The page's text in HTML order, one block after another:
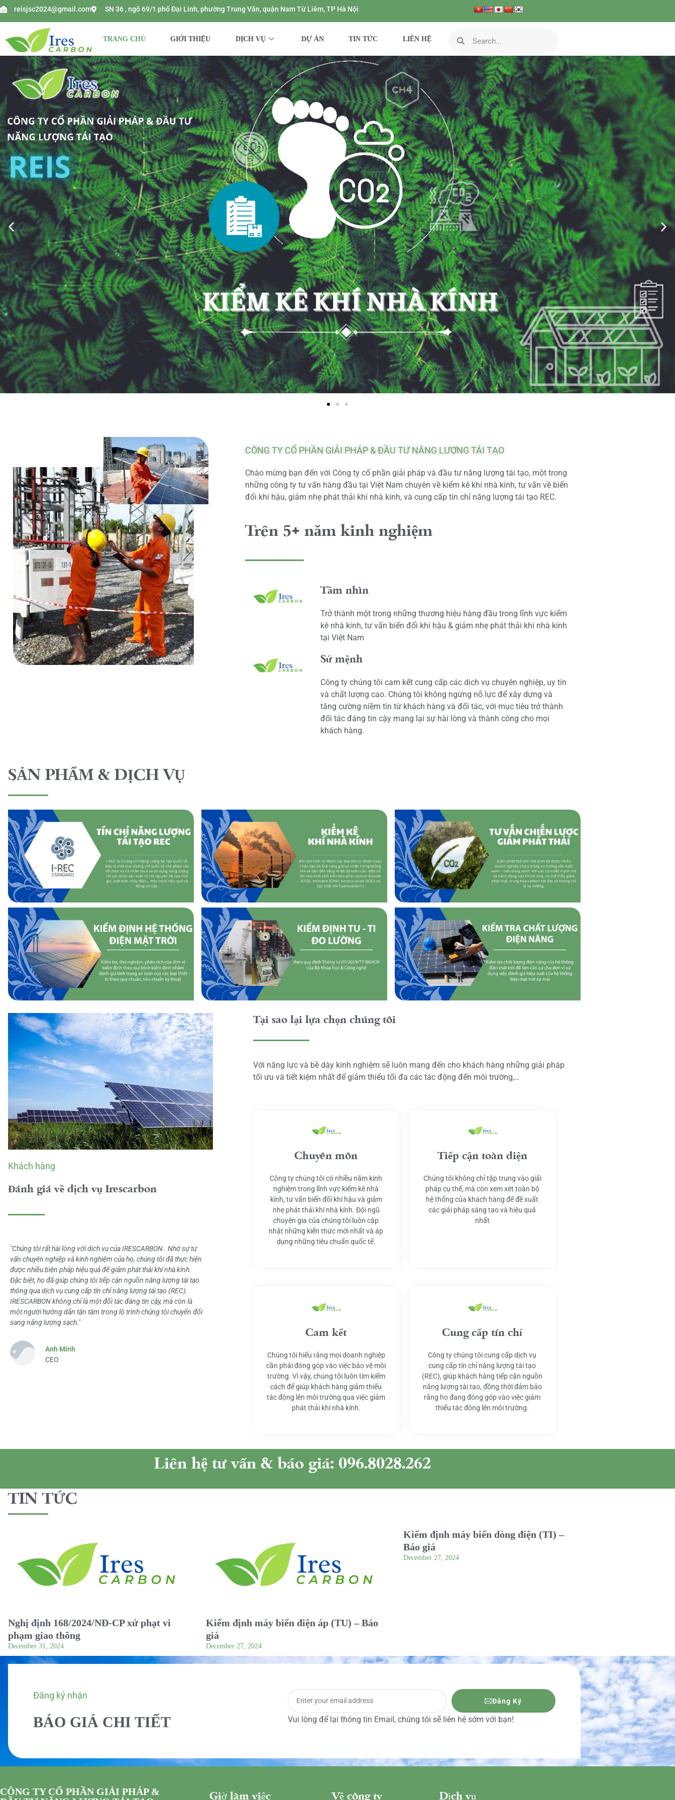
reisjsc2024@gmail.com SN 36 , ngõ 69/1 phố Đại Linh, phường Trung Văn, quận Nam Từ Liêm, TP Hà Nội
TRANG CHỦ GIỚI THIỆU DỊCH VỤ DỰ ÁN TIN TỨC LIÊN HỆ
CÔNG TY CỔ PHẦN GIẢI PHÁP & ĐẦU TƯ NĂNG LƯỢNG TÁI TẠO
Chào mừng bạn đến với Công ty cổ phần giải pháp và đầu tư năng lượng tái tạo, một trong
những công ty tư vấn hàng đầu tại Việt Nam chuyên về kiểm kê khí nhà kính, tư vấn về biến
đổi khí hậu, giảm nhẹ phát thải khí nhà kính, và cung cấp tín chỉ năng lượng tái tạo REC.
Trên 5+ năm kinh nghiệm
Tầm nhìn
Trở thành một trong những thương hiệu hàng đầu trong lĩnh vực kiểm
kê nhà kính, tư vấn biến đổi khí hậu & giảm nhẹ phát thải khí nhà kính
tại Việt Nam
Sứ mệnh
Công ty chúng tôi cam kết cung cấp các dịch vụ chuyên nghiệp, uy tín
và chất lượng cao. Chúng tôi không ngừng nỗ lực để xây dựng và
tăng cường niềm tin từ khách hàng và đối tác, với mục tiêu trở thành
đối tác đáng tin cậy mang lại sự hài lòng và thành công cho mọi
khách hàng.
SẢN PHẨM & DỊCH VỤ
Khách hàng
Đánh giá về dịch vụ Irescarbon
"Chúng tôi rất hài lòng với dịch vụ của IRESCARBON . Nhờ sự tư
vấn chuyên nghiệp và kinh nghiệm của họ, chúng tôi đã thực hiện
được nhiều biện pháp hiệu quả để giảm phát thải khí nhà kính.
Đặc biệt, họ đã giúp chúng tôi tiếp cận nguồn năng lượng tái tạo
thông qua dịch vụ cung cấp tín chỉ năng lượng tái tạo (REC).
IRESCARBON không chỉ là một đối tác đáng tin cậy, mà còn là
một người hướng dẫn tận tâm trong lộ trình chúng tôi chuyển đổi
sang năng lượng sạch."
Anh Minh
CEO
Tại sao lại lựa chọn chúng tôi
Với năng lực và bề dày kinh nghiệm sẽ luôn mang đến cho khách hàng những giải pháp
tối ưu và tiết kiệm nhất để giảm thiểu tối đa các tác động đến môi trường,…
Chuyên môn
Công ty chúng tôi có nhiều năm kinh
nghiệm trong lĩnh vực kiểm kê nhà
kính, tư vấn biến đổi khí hậu và giảm
nhẹ phát thải khí nhà kính. Đội ngũ
chuyên gia của chúng tôi luôn cập
nhật những kiến thức mới nhất và áp
dụng những tiêu chuẩn quốc tế.
Tiếp cận toàn diện
Chúng tôi không chỉ tập trung vào giải
pháp cụ thể, mà còn xem xét toàn bộ
hệ thống của khách hàng để đề xuất
các giải pháp sáng tạo và hiệu quả
nhất
Cam kết
Chúng tôi hiểu rằng mọi doanh nghiệp
cần phải đóng góp vào việc bảo vệ môi
trường. Vì vậy, chúng tôi luôn tìm kiếm
cách để giúp khách hàng giảm thiểu
tác động lên môi trường qua việc giảm
phát thải khí nhà kính.
Cung cấp tín chỉ
Công ty chúng tôi cung cấp dịch vụ
cung cấp tín chỉ năng lượng tái tạo
(REC), giúp khách hàng tiếp cận nguồn
năng lượng tái tạo, đồng thời đảm bảo
rằng họ đang đóng góp vào việc giảm
thiểu tác động lên môi trường.
Liên hệ tư vấn & báo giá: 096.8028.262
TIN TỨC
Nghị định 168/2024/NĐ-CP xử phạt vi
phạm giao thông
December 31, 2024
Kiểm định máy biến điện áp (TU) – Báo
giá
December 27, 2024
Kiểm định máy biến dòng điện (TI) –
Báo giá
December 27, 2024
Đăng ký nhận
BÁO GIÁ CHI TIẾT
Đăng Ký
Vui lòng để lại thông tin Email, chúng tôi sẽ liên hệ sớm với bạn!
CÔNG TY CỔ PHẦN GIẢI PHÁP &
Giờ làm việc Về công ty Dịch vụ